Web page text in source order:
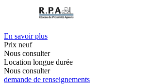
En savoir plus
Prix neuf
Nous consulter
Location longue durée
Nous consulter
demande de renseignements